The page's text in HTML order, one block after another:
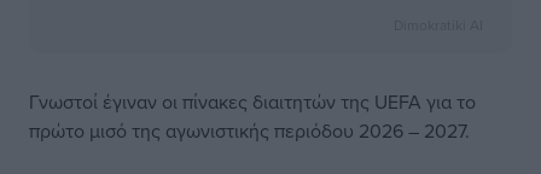
Γνωστοί έγιναν οι πίνακες διαιτητών της UEFA για το
πρώτο μισό της αγωνιστικής περιόδου 2026 – 2027.